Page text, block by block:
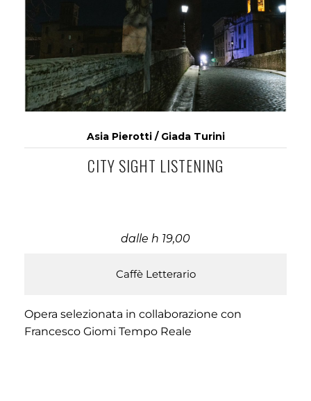
Asia Pierotti / Giada Turini
CITY SIGHT LISTENING
dalle h 19,00
Caffè Letterario
Opera selezionata in collaborazione con
Francesco Giomi Tempo Reale